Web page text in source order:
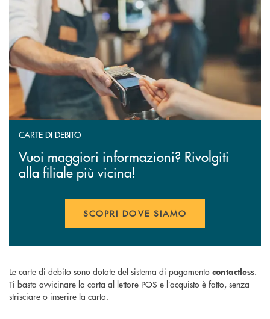
CARTE DI DEBITO
Vuoi maggiori informazioni? Rivolgiti
alla filiale più vicina!
SCOPRI DOVE SIAMO
Le carte di debito sono dotate del sistema di pagamento contactless.
Ti basta avvicinare la carta al lettore POS e l’acquisto è fatto, senza
strisciare o inserire la carta.